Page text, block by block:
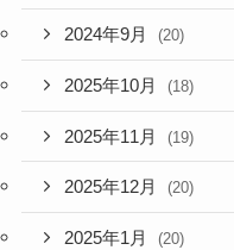
2024年9月 (20)
2025年10月 (18)
2025年11月 (19)
2025年12月 (20)
2025年1月 (20)